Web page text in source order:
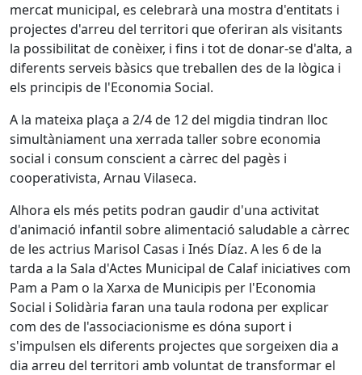
mercat municipal, es celebrarà una mostra d'entitats i
projectes d'arreu del territori que oferiran als visitants
la possibilitat de conèixer, i fins i tot de donar-se d'alta, a
diferents serveis bàsics que treballen des de la lògica i
els principis de l'Economia Social.
A la mateixa plaça a 2/4 de 12 del migdia tindran lloc
simultàniament una xerrada taller sobre economia
social i consum conscient a càrrec del pagès i
cooperativista, Arnau Vilaseca.
Alhora els més petits podran gaudir d'una activitat
d'animació infantil sobre alimentació saludable a càrrec
de les actrius Marisol Casas i Inés Díaz. A les 6 de la
tarda a la Sala d'Actes Municipal de Calaf iniciatives com
Pam a Pam o la Xarxa de Municipis per l'Economia
Social i Solidària faran una taula rodona per explicar
com des de l'associacionisme es dóna suport i
s'impulsen els diferents projectes que sorgeixen dia a
dia arreu del territori amb voluntat de transformar el